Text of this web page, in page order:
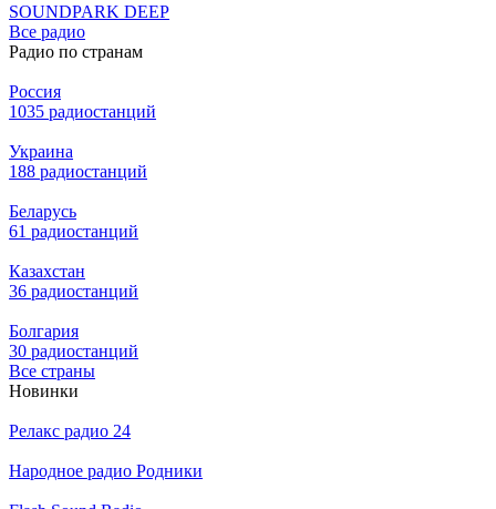
SOUNDPARK DEEP
Все радио
Радио по странам
Россия
1035 радиостанций
Украина
188 радиостанций
Беларусь
61 радиостанций
Казахстан
36 радиостанций
Болгария
30 радиостанций
Все страны
Новинки
Релакс радио 24
Народное радио Родники